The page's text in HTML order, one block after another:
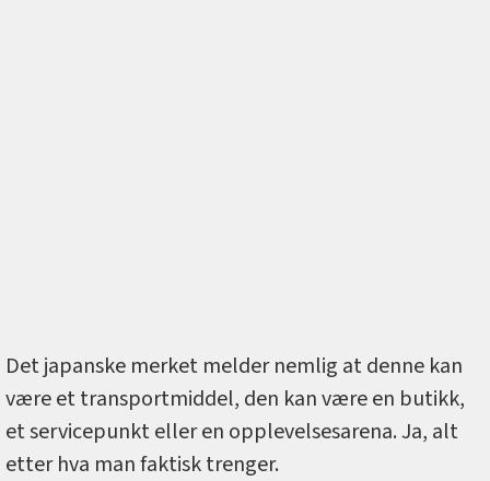
Det japanske merket melder nemlig at denne kan
være et transportmiddel, den kan være en butikk,
et servicepunkt eller en opplevelsesarena. Ja, alt
etter hva man faktisk trenger.